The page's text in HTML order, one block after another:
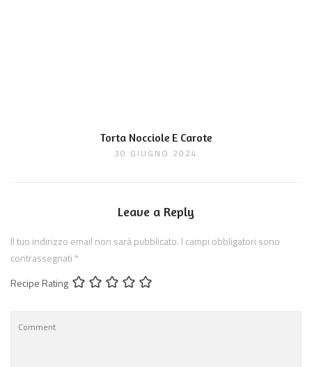
Torta Nocciole E Carote
30 GIUGNO 2024
Leave a Reply
Il tuo indirizzo email non sarà pubblicato. I campi obbligatori sono
contrassegnati *
Recipe Rating